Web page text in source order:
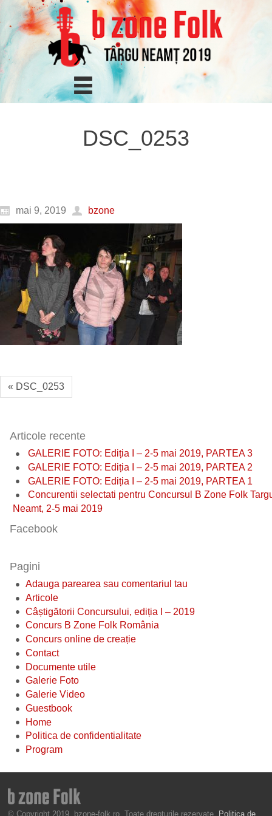
DSC_0253
mai 9, 2019 bzone
« DSC_0253
Articole recente
GALERIE FOTO: Ediția I – 2-5 mai 2019, PARTEA 3
GALERIE FOTO: Ediția I – 2-5 mai 2019, PARTEA 2
GALERIE FOTO: Ediția I – 2-5 mai 2019, PARTEA 1
Concurentii selectati pentru Concursul B Zone Folk
Neamt, 2-5 mai 2019
Facebook
Pagini
Adauga parearea sau comentariul tau
Articole
Câștigătorii Concursului, ediția I – 2019
Concurs B Zone Folk România
Concurs online de creație
Contact
Documente utile
Galerie Foto
Galerie Video
Guestbook
Home
Politica de confidentialitate
Program
© Copyright 2019, bzone-folk.ro. Toate drepturile rezervate. Politica de